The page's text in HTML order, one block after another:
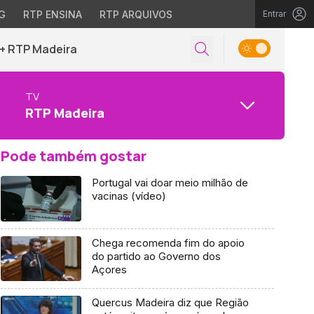
RTP ENSINA RTP ARQUIVOS Entrar
+ RTP Madeira
TV
RTP Madeira
Pode também gostar
Portugal vai doar meio milhão de
vacinas (vídeo)
Chega recomenda fim do apoio
do partido ao Governo dos
Açores
Quercus Madeira diz que Região